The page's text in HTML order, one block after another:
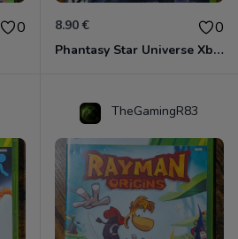
0 8.90 € 0
Phantasy Star Universe Xbox 360
TheGamingR83